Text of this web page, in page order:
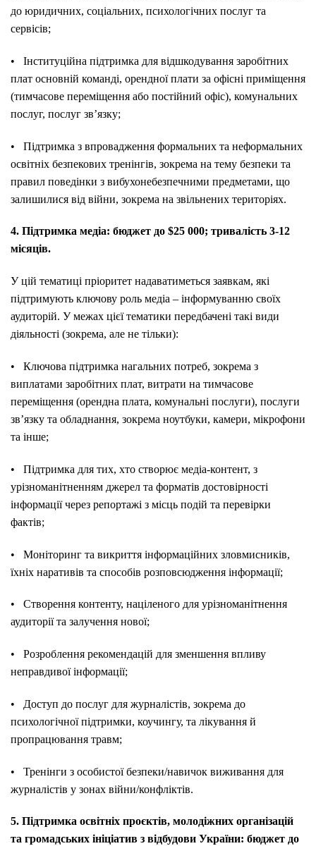
до юридичних, соціальних, психологічних послуг та
сервісів;
• Інституційна підтримка для відшкодування заробітних
плат основній команді, орендної плати за офісні приміщення
(тимчасове переміщення або постійний офіс), комунальних
послуг, послуг зв’язку;
• Підтримка з впровадження формальних та неформальних
освітніх безпекових тренінгів, зокрема на тему безпеки та
правил поведінки з вибухонебезпечними предметами, що
залишилися від війни, зокрема на звільнених територіях.
4. Підтримка медіа: бюджет до $25 000; тривалість 3-12
місяців.
У цій тематиці пріоритет надаватиметься заявкам, які
підтримують ключову роль медіа – інформуванню своїх
аудиторій. У межах цієї тематики передбачені такі види
діяльності (зокрема, але не тільки):
• Ключова підтримка нагальних потреб, зокрема з
виплатами заробітних плат, витрати на тимчасове
переміщення (орендна плата, комунальні послуги), послуги
зв’язку та обладнання, зокрема ноутбуки, камери, мікрофони
та інше;
• Підтримка для тих, хто створює медіа-контент, з
урізноманітненням джерел та форматів достовірності
інформації через репортажі з місць подій та перевірки
фактів;
• Моніторинг та викриття інформаційних зловмисників,
їхніх наративів та способів розповсюдження інформації;
• Створення контенту, націленого для урізноманітнення
аудиторії та залучення нової;
• Розроблення рекомендацій для зменшення впливу
неправдивої інформації;
• Доступ до послуг для журналістів, зокрема до
психологічної підтримки, коучингу, та лікування й
пропрацювання травм;
• Тренінги з особистої безпеки/навичок виживання для
журналістів у зонах війни/конфліктів.
5. Підтримка освітніх проєктів, молодіжних організацій
та громадських ініціатив з відбудови України: бюджет до